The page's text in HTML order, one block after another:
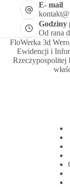
E- mail
Godziny
Od rana
FloWerka 3d
Ewidencji i
Rzeczypospolitej